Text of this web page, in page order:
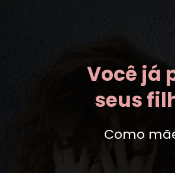
Você já
seus
Como